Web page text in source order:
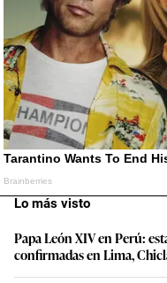
Lo más visto
Papa León XIV en Perú:
confirmadas en Lima,